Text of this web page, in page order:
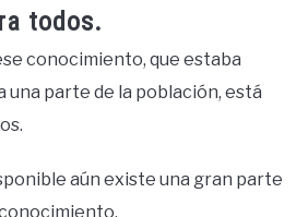
todos.
conocimiento, que estaba
una parte de la población, está
aún existe una gran parte